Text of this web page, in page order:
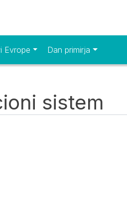
Evrope Dan primirja
sistem